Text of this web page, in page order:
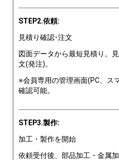
STEP2.依頼:
見積り確認･注文
図面データから最短見積り。
文(発注)。
※会員専用の管理画面(PC、ス
確認可能。
STEP3.製作:
加工・製作を開始
依頼受付後、部品加工・金属